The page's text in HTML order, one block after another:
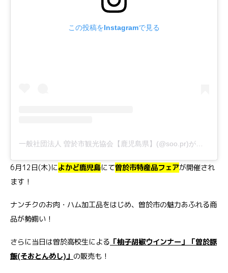
この投稿をInstagramで見る
一般社団法人 曽於市観光協会【鹿児島県】(@soo.pr)がシェアした投稿
6月12日(木)によかど鹿児島にて曽於市特産品フェアが開催され
ます！
ナンチクのお肉・ハム加工品をはじめ、曽於市の魅力あふれる商
品が勢揃い！
さらに当日は曽於高校生による 「柚子胡椒ウインナー」「曽於豚
飯(そおとんめし)」 の販売も！